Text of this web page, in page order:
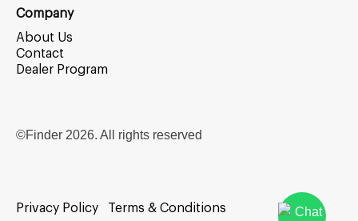
Company
About Us
Contact
Dealer Program
©Finder 2026. All rights reserved
Privacy Policy Terms & Conditions